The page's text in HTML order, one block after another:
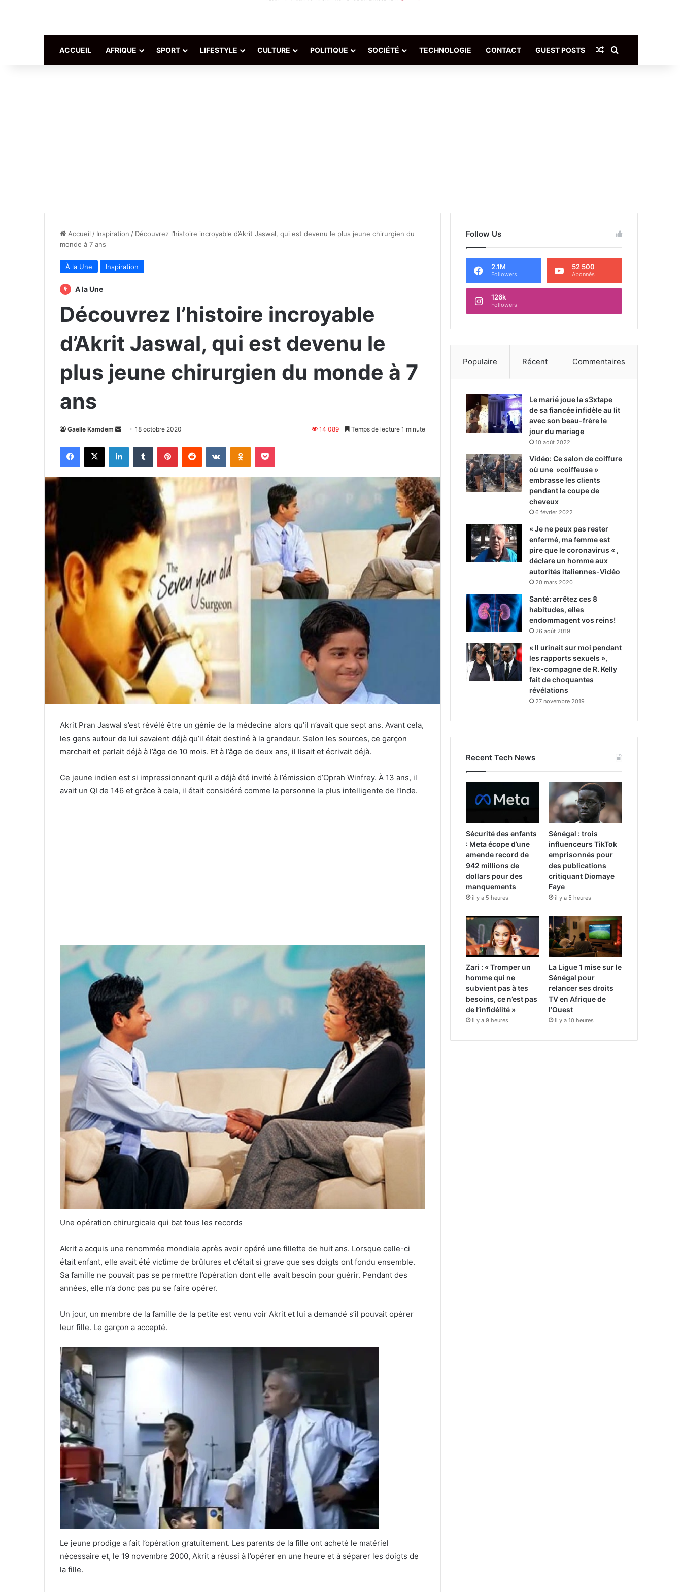
ACCUEIL AFRIQUE SPORT LIFESTYLE CULTURE POLITIQUE SOCIÉTÉ TECHNOLOGIE CONTACT GUEST POSTS Article Aléatoire
Accueil / Inspiration / Découvrez l’histoire incroyable d’Akrit Jaswal, qui est devenu le plus jeune chirurgien du
monde à 7 ans
À la Une Inspiration
A la Une
Découvrez l’histoire incroyable
d’Akrit Jaswal, qui est devenu le
plus jeune chirurgien du monde à 7
ans
Gaelle Kamdem
Envoyer
courriel
18 octobre 2020 14 089 Temps de lecture 1 minute
Facebook
X LinkedinTumblr PinterestReddit VKontakteOdnoklassniki
Pocket
Akrit Pran Jaswal s’est révélé être un génie de la médecine alors qu’il n’avait que sept ans. Avant cela,
les gens autour de lui savaient déjà qu’il était destiné à la grandeur. Selon les sources, ce garçon
marchait et parlait déjà à l’âge de 10 mois. Et à l’âge de deux ans, il lisait et écrivait déjà.
Ce jeune indien est si impressionnant qu’il a déjà été invité à l’émission d’Oprah Winfrey. À 13 ans, il
avait un QI de 146 et grâce à cela, il était considéré comme la personne la plus intelligente de l’Inde.
Une opération chirurgicale qui bat tous les records
Akrit a acquis une renommée mondiale après avoir opéré une fillette de huit ans. Lorsque celle-ci
était enfant, elle avait été victime de brûlures et c’était si grave que ses doigts ont fondu ensemble.
Sa famille ne pouvait pas se permettre l’opération dont elle avait besoin pour guérir. Pendant des
années, elle n’a donc pas pu se faire opérer.
Un jour, un membre de la famille de la petite est venu voir Akrit et lui a demandé s’il pouvait opérer
leur fille. Le garçon a accepté.
Le jeune prodige a fait l’opération gratuitement. Les parents de la fille ont acheté le matériel
nécessaire et, le 19 novembre 2000, Akrit a réussi à l’opérer en une heure et à séparer les doigts de
la fille.
Follow Us
2.1M
Followers
52 500
Abonnés
126k
Followers
Populaire Récent Commentaires
Le marié joue la s3xtape
de sa fiancée infidèle au lit
avec son beau-frère le
jour du mariage
10 août 2022
Vidéo: Ce salon de coiffure
où une »coiffeuse »
embrasse les clients
pendant la coupe de
cheveux
6 février 2022
« Je ne peux pas rester
enfermé, ma femme est
pire que le coronavirus « ,
déclare un homme aux
autorités italiennes-Vidéo
20 mars 2020
Santé: arrêtez ces 8
habitudes, elles
endommagent vos reins!
26 août 2019
« Il urinait sur moi pendant
les rapports sexuels »,
l’ex-compagne de R. Kelly
fait de choquantes
révélations
27 novembre 2019
Recent Tech News
Sécurité des enfants
: Meta écope d’une
amende record de
942 millions de
dollars pour des
manquements
il y a 5 heures
Sénégal : trois
influenceurs TikTok
emprisonnés pour
des publications
critiquant Diomaye
Faye
il y a 5 heures
Zari : « Tromper un
homme qui ne
subvient pas à tes
besoins, ce n’est pas
de l’infidélité »
il y a 9 heures
La Ligue 1 mise sur le
Sénégal pour
relancer ses droits
TV en Afrique de
l’Ouest
il y a 10 heures